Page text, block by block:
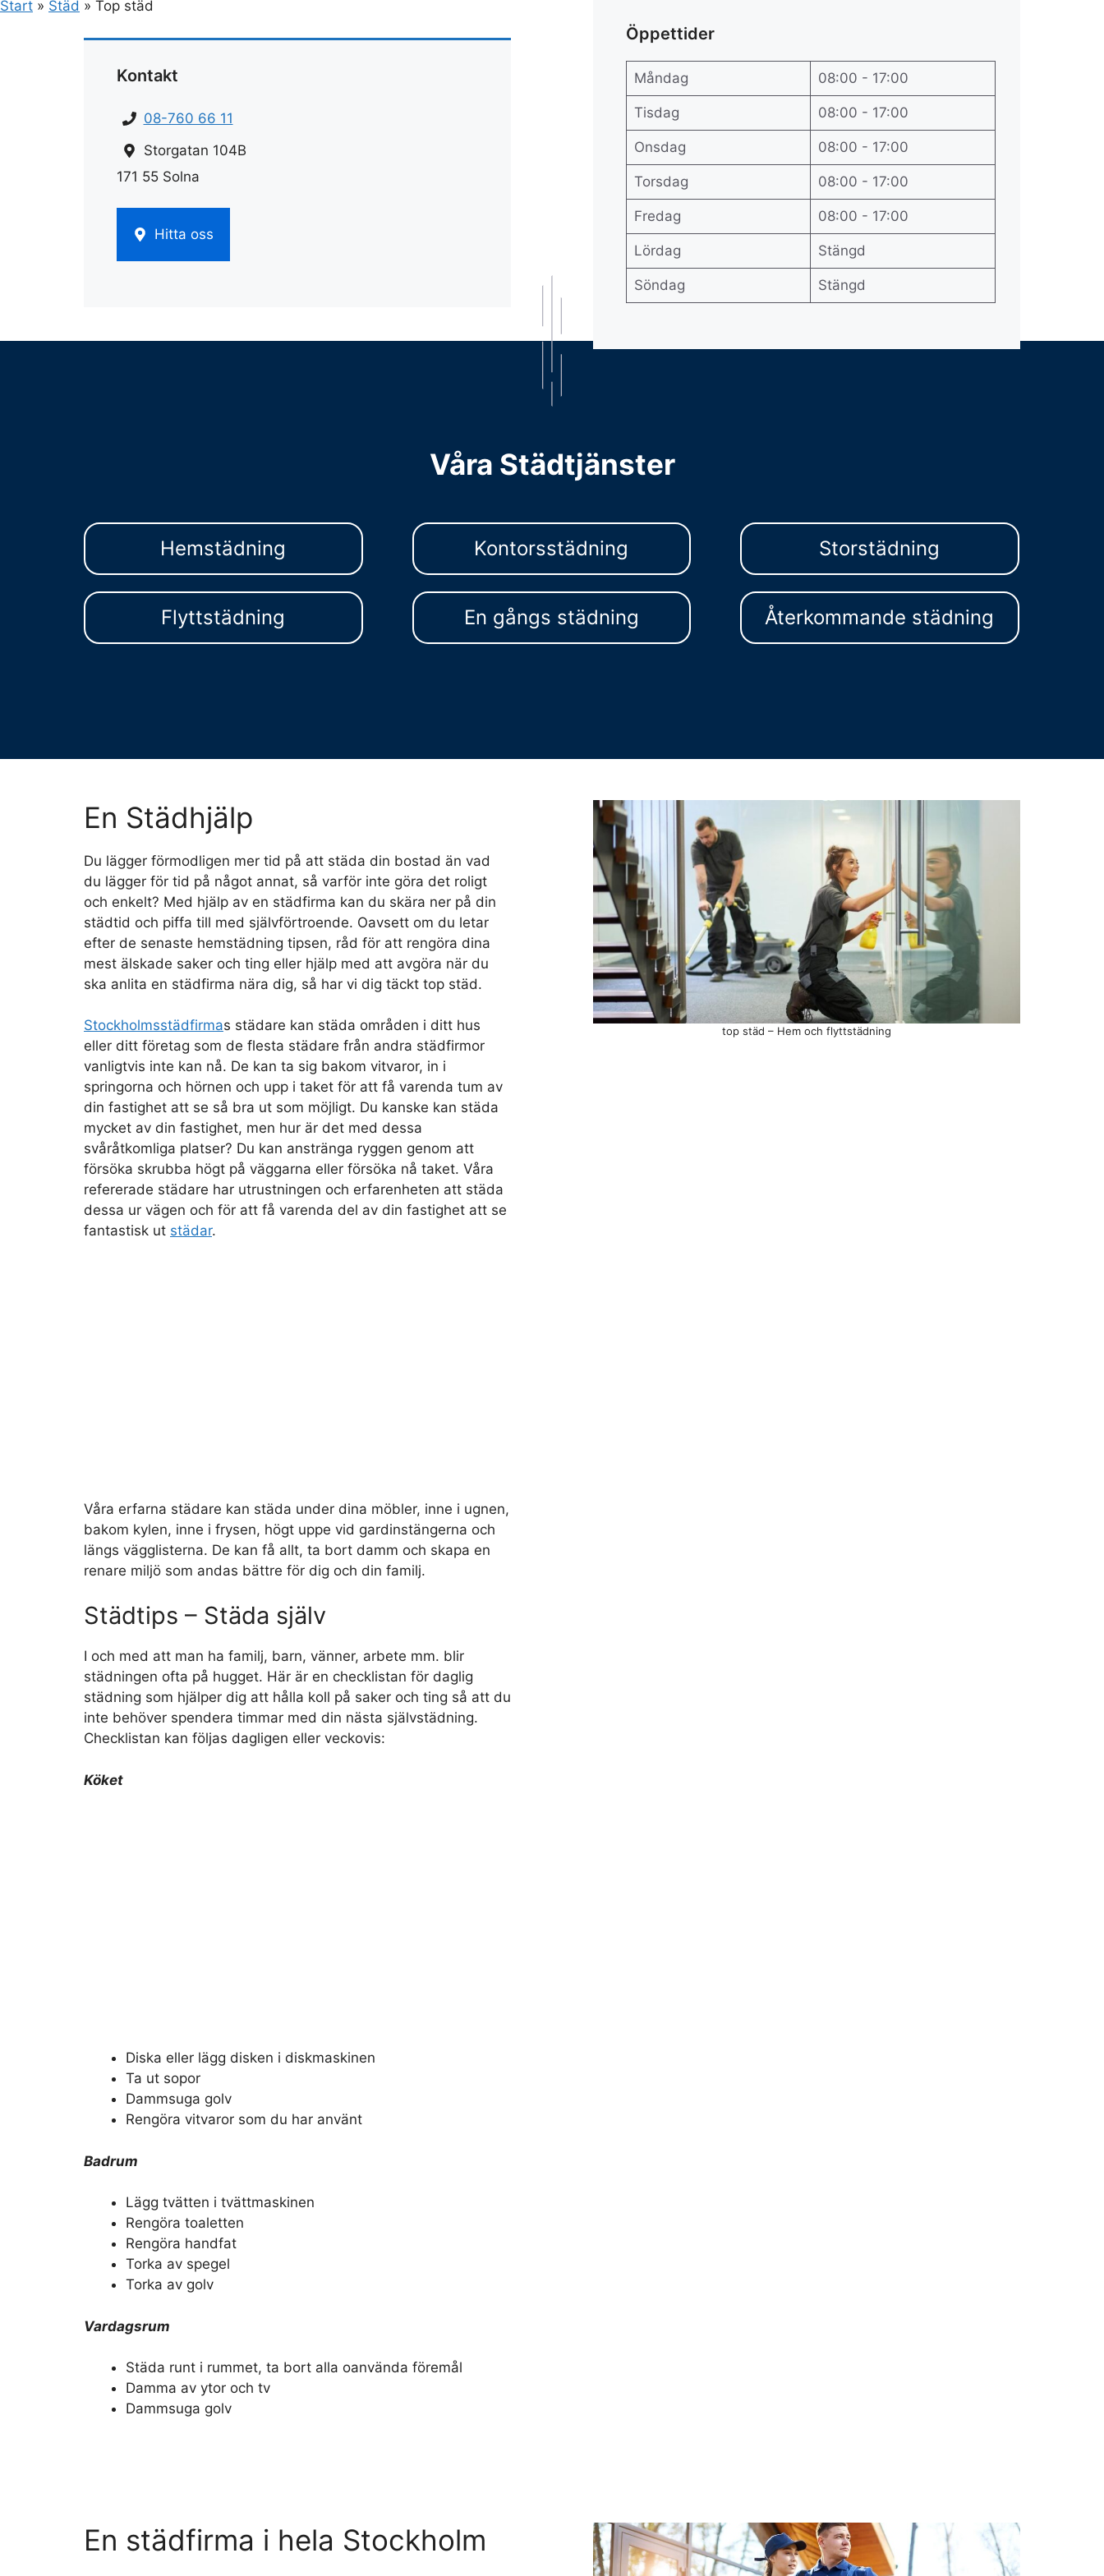
Start » Städ » Top städ
Kontakt
08-760 66 11
Storgatan 104B
171 55 Solna
Hitta oss
Öppettider
Måndag 08:00 - 17:00
Tisdag 08:00 - 17:00
Onsdag 08:00 - 17:00
Torsdag 08:00 - 17:00
Fredag 08:00 - 17:00
Lördag Stängd
Söndag Stängd
Våra Städtjänster
Hemstädning Kontorsstädning Storstädning
Flyttstädning En gångs städning Återkommande städning
En Städhjälp
Du lägger förmodligen mer tid på att städa din bostad än vad
du lägger för tid på något annat, så varför inte göra det roligt
och enkelt? Med hjälp av en städfirma kan du skära ner på din
städtid och piffa till med självförtroende. Oavsett om du letar
efter de senaste hemstädning tipsen, råd för att rengöra dina
mest älskade saker och ting eller hjälp med att avgöra när du
ska anlita en städfirma nära dig, så har vi dig täckt top städ.
Stockholmsstädfirmas städare kan städa områden i ditt hus
eller ditt företag som de flesta städare från andra städfirmor
vanligtvis inte kan nå. De kan ta sig bakom vitvaror, in i
springorna och hörnen och upp i taket för att få varenda tum av
din fastighet att se så bra ut som möjligt. Du kanske kan städa
mycket av din fastighet, men hur är det med dessa
svåråtkomliga platser? Du kan anstränga ryggen genom att
försöka skrubba högt på väggarna eller försöka nå taket. Våra
refererade städare har utrustningen och erfarenheten att städa
dessa ur vägen och för att få varenda del av din fastighet att se
fantastisk ut städar.
Våra erfarna städare kan städa under dina möbler, inne i ugnen,
bakom kylen, inne i frysen, högt uppe vid gardinstängerna och
längs vägglisterna. De kan få allt, ta bort damm och skapa en
renare miljö som andas bättre för dig och din familj.
Städtips – Städa själv
I och med att man ha familj, barn, vänner, arbete mm. blir
städningen ofta på hugget. Här är en checklistan för daglig
städning som hjälper dig att hålla koll på saker och ting så att du
inte behöver spendera timmar med din nästa självstädning.
Checklistan kan följas dagligen eller veckovis:
Köket
Diska eller lägg disken i diskmaskinen
Ta ut sopor
Dammsuga golv
Rengöra vitvaror som du har använt
Badrum
Lägg tvätten i tvättmaskinen
Rengöra toaletten
Rengöra handfat
Torka av spegel
Torka av golv
Vardagsrum
Städa runt i rummet, ta bort alla oanvända föremål
Damma av ytor och tv
Dammsuga golv
top städ – Hem och flyttstädning
En städfirma i hela Stockholm